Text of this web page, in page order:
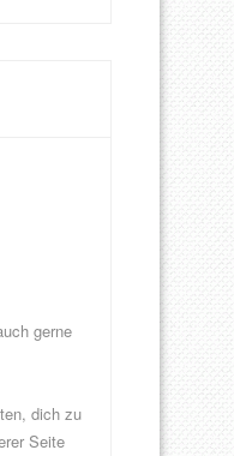
gerne
dich zu
Seite